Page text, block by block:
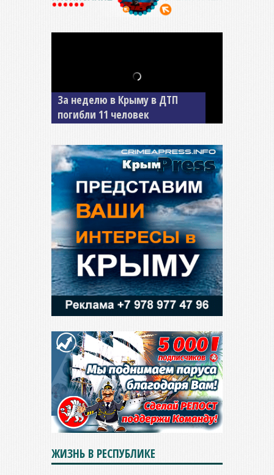
В Джанкое водитель ВАЗа
сбил двух детей на «зебре»
ЖИЗНЬ В РЕСПУБЛИКЕ